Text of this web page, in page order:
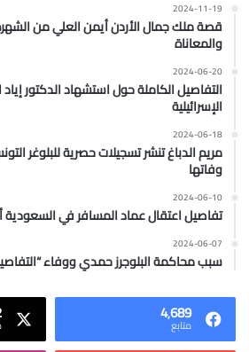
2024-11-19
قصة ملك جمال الأردن أيمن العلي من
والمعاناة
2024-06-20
التفاصيل الكاملة حول استشهاد الدكتور
الإسرائيلية
2024-06-18
مريم الدباغ تنشر تسجيلات حصرية للبلوغر
وفاتها
2024-06-10
تفاصيل اعتقال عماد المسافر في السعودية
2024-06-07
سبب محاكمة البلوجرز حمدي ووفاء
4٬689
متابع